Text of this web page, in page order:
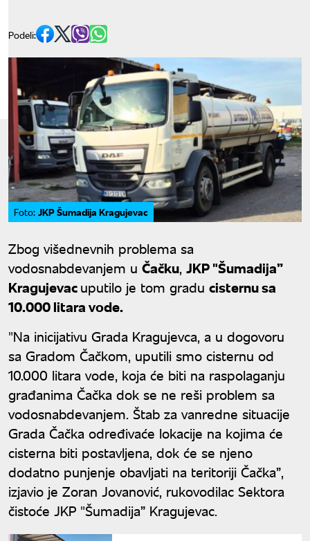
Podeli:
Foto: JKP Šumadija Kragujevac
Zbog višednevnih problema sa
vodosnabdevanjem u Čačku, JKP "Šumadija”
Kragujevacuputilo je tom gradu cisternu sa
10.000 litara vode.
"Na inicijativu Grada Kragujevca, a u dogovoru
sa Gradom Čačkom, uputili smo cisternu od
10.000 litara vode, koja će biti na raspolaganju
građanima Čačka dok se ne reši problem sa
vodosnabdevanjem. Štab za vanredne situacije
Grada Čačka određivaće lokacije na kojima će
cisterna biti postavljena, dok će se njeno
dodatno punjenje obavljati na teritoriji Čačka”,
izjavio je Zoran Jovanović, rukovodilac Sektora
čistoće JKP "Šumadija” Kragujevac.